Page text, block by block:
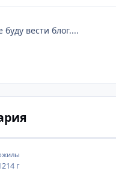
вести блог....
14 г